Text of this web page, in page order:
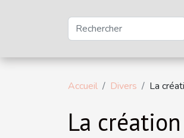
Accueil Divers La
La